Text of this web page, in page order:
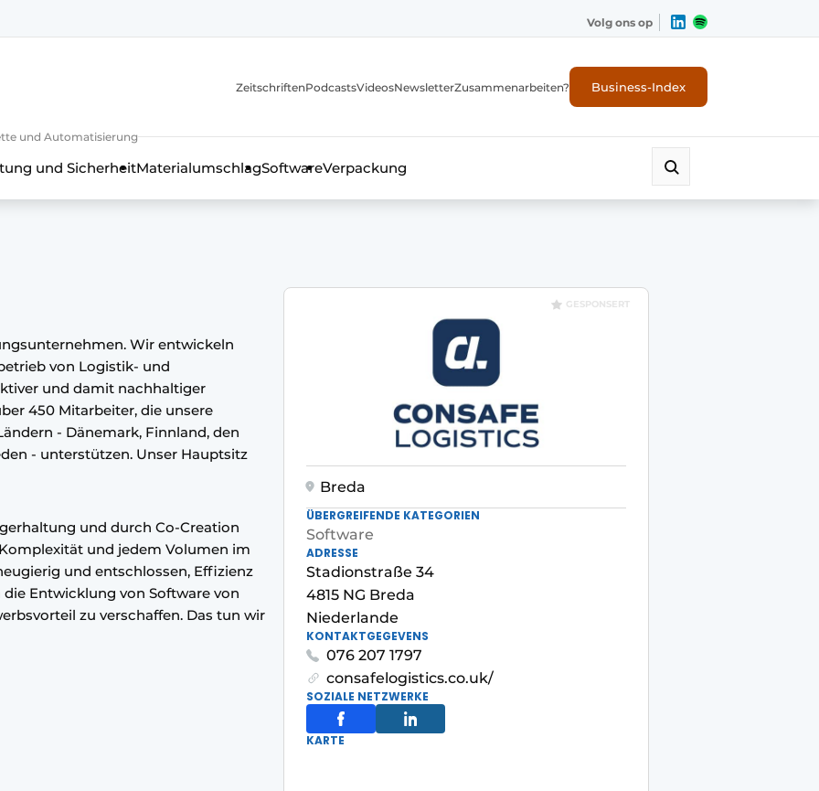
Volg ons op
und Automatisierung
ZeitschriftenPodcastsVideosNewsletterZusammenarbeiten? Business-Index
und SicherheitMaterialumschlagSoftwareVerpackung
Wir entwickeln
von Logistik- und
und damit nachhaltiger
450 Mitarbeiter, die unsere
- Dänemark, Finnland, den
- unterstützen. Unser Hauptsitz
und durch Co-Creation
und jedem Volumen im
und entschlossen, Effizienz
Entwicklung von Software von
zu verschaffen. Das tun wir
GESPONSERT
Breda
ÜBERGREIFENDE KATEGORIEN
Software
ADRESSE
Stadionstraße 34
4815 NG Breda
Niederlande
KONTAKTGEGEVENS
076 207 1797
consafelogistics.co.uk/
SOZIALE NETZWERKE
KARTE